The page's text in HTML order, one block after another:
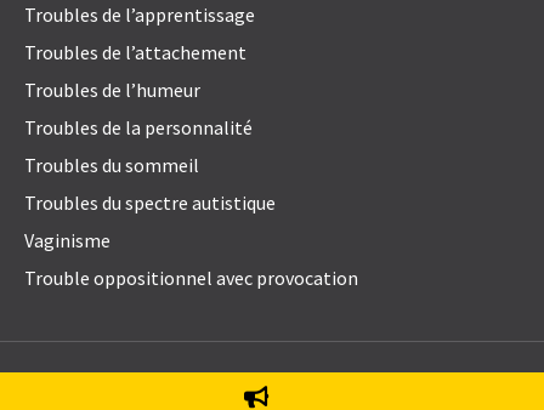
Troubles de l’apprentissage
Troubles de l’attachement
Troubles de l’humeur
Troubles de la personnalité
Troubles du sommeil
Troubles du spectre autistique
Vaginisme
Trouble oppositionnel avec provocation
© 2021Emily Blake Psychology Inc. All Rights Reserved.